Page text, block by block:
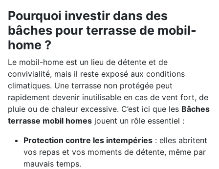
Pourquoi investir dans des
bâches pour terrasse de mobil-
home ?
Le mobil-home est un lieu de détente et de
convivialité, mais il reste exposé aux conditions
climatiques. Une terrasse non protégée peut
rapidement devenir inutilisable en cas de vent fort, de
pluie ou de chaleur excessive. C’est ici que les Bâches
terrasse mobil homes jouent un rôle essentiel :
Protection contre les intempéries : elles abritent
vos repas et vos moments de détente, même par
mauvais temps.